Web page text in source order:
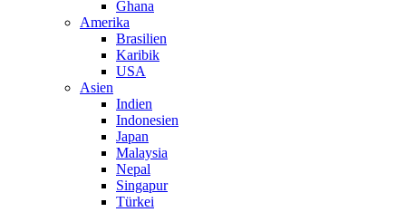
Ghana
Amerika
Brasilien
Karibik
USA
Asien
Indien
Indonesien
Japan
Malaysia
Nepal
Singapur
Türkei